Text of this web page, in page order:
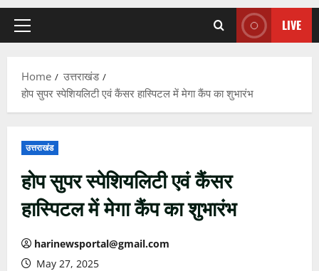
Primary
LIVE
Home
उत्तराखंड
होप सुपर स्पेशियलिटी एवं कैंसर हास्पिटल में मेगा कैंप का शुभारंभ
उत्तराखंड
होप सुपर स्पेशियलिटी एवं कैंसर
हास्पिटल में मेगा कैंप का शुभारंभ
harinewsportal@gmail.com
May 27, 2025